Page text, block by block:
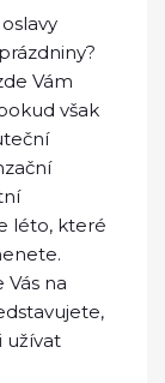
Vám
však
léto, které
na
užívat